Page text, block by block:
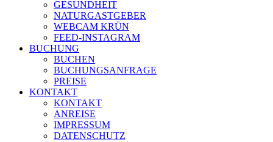
GESUNDHEIT
NATURGASTGEBER
WEBCAM KRÜN
FEED-INSTAGRAM
BUCHUNG
BUCHEN
BUCHUNGSANFRAGE
PREISE
KONTAKT
KONTAKT
ANREISE
IMPRESSUM
DATENSCHUTZ